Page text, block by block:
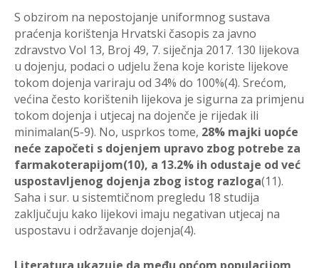
S obzirom na nepostojanje uniformnog sustava
praćenja korištenja Hrvatski časopis za javno
zdravstvo Vol 13, Broj 49, 7. siječnja 2017. 130 lijekova
u dojenju, podaci o udjelu žena koje koriste lijekove
tokom dojenja variraju od 34% do 100%(4). Srećom,
većina često korištenih lijekova je sigurna za primjenu
tokom dojenja i utjecaj na dojenče je rijedak ili
minimalan(5-9). No, usprkos tome, 28% majki uopće
neće započeti s dojenjem upravo zbog potrebe za
farmakoterapijom(10), a 13.2% ih odustaje od već
uspostavljenog dojenja zbog istog razloga(11).
Saha i sur. u sistemtičnom pregledu 18 studija
zaključuju kako lijekovi imaju negativan utjecaj na
uspostavu i održavanje dojenja(4).